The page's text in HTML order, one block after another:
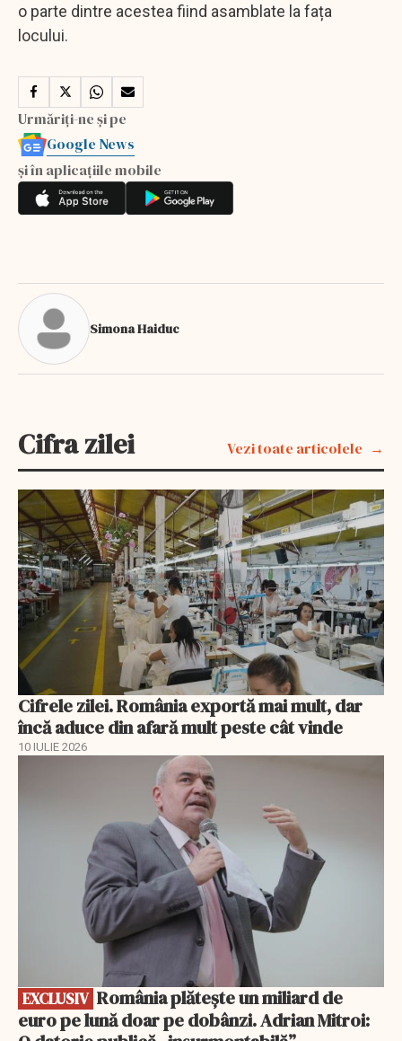
o parte dintre acestea fiind asamblate la fața
locului.
Urmăriți-ne și pe
Google News
și în aplicațiile mobile
Simona Haiduc
Cifra zilei Vezi toate articolele
Cifrele zilei. România exportă mai mult, dar
încă aduce din afară mult peste cât vinde
10 IULIE 2026
EXCLUSIV
euro pe lună doar pe dobânzi. Adrian Mitroi: